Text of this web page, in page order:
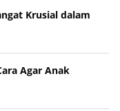
Krusial dalam
Agar Anak